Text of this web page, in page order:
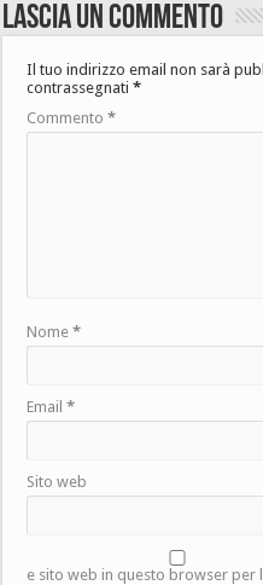
Lascia un commento
Il tuo indirizzo email non sarà
contrassegnati*
Commento*
Nome*
Email*
Sito web
e sito web in questo browser per